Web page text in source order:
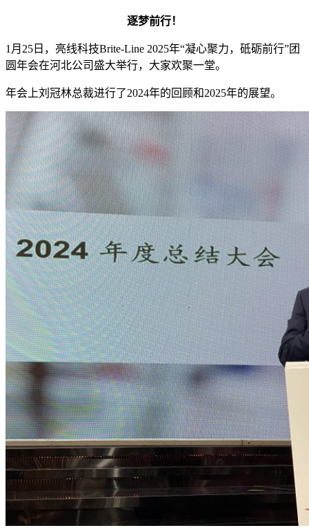
逐梦前行！
1月25日，亮线科技Brite-Line 2025年“凝心聚力，砥砺前行”团
圆年会在河北公司盛大举行，大家欢聚一堂。
年会上刘冠林总裁进行了2024年的回顾和2025年的展望。